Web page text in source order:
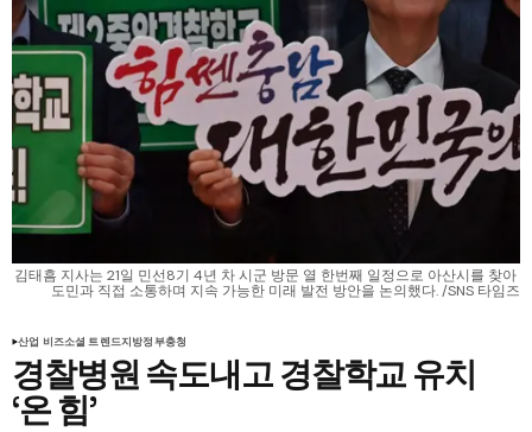
김태흠 지사는 21일 민선8기 4년 차 시군 방문 열 한번째 일정으로 아산시를 찾아
도민과 직접 소통하며 지속 가능한 미래 발전 방안을 논의했다. /SNS 타임즈
산업 비즈소셜 트렌드지방정부충청
경찰병원 속도내고 경찰학교 유치
‘온 힘’